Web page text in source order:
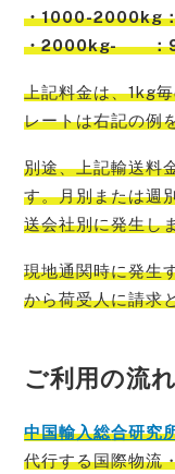
・1000-2000kg
・2000kg- ：
上記料金は、1kg
レートは右記の例
別途、上記輸送料
す。月別または週
送会社別に発生し
現地通関時に発生
から荷受人に請求
ご利用の流れ
中国輸入総合研究
代行する国際物流